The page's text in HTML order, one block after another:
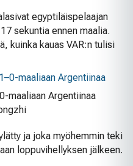
egyptiläispelaajan
sekuntia ennen maalia.
kuinka kauas VAR:n tulisi
maaliaan Argentiinaa
ja joka myöhemmin teki
loppuvihellyksen jälkeen.